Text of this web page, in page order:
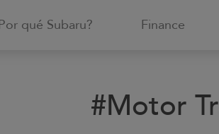
qué Subaru? Finance
#Motor